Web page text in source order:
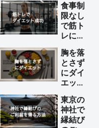
い理由
の伝え
方と円
満退職
のため
のポイ
ント
食事制
限なし
で筋ト
レによ
エット
を成功
させる
方法
胸を落
とさず
にダイ
エット
法
東京の
神社で
縁結び